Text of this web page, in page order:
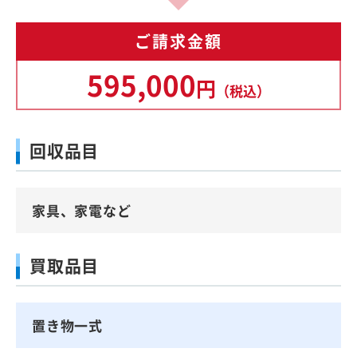
ご請求金額
595,000円 （税込）
回収品目
家具、家電など
買取品目
置き物一式